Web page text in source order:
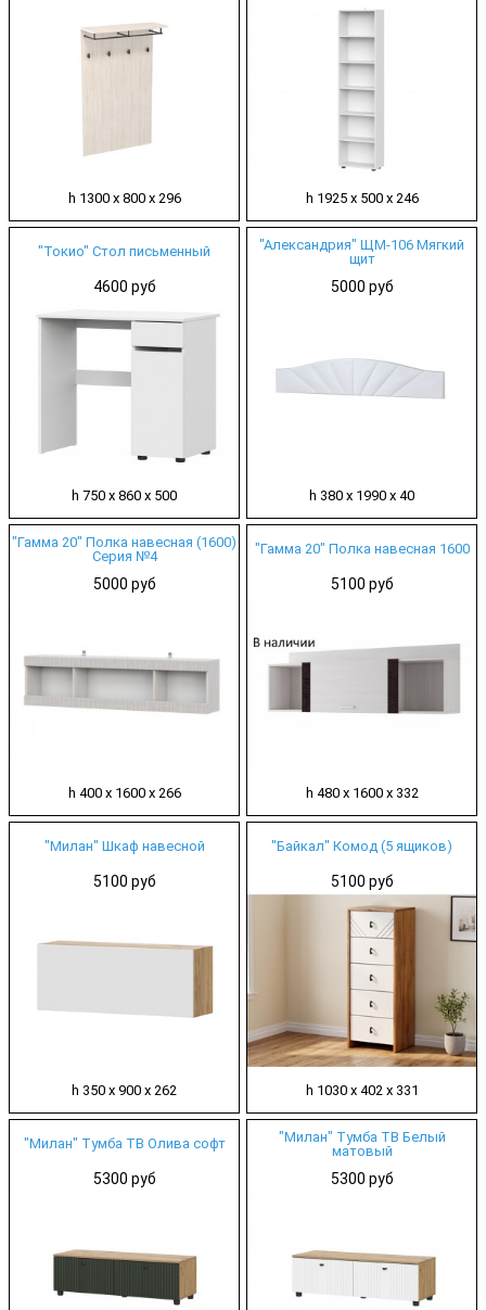
h 1300 х 800 х 296 h 1925 х 500 х 246
"Токио" Стол письменный
4600 руб
h 750 х 860 х 500
"Александрия" ЩМ-106 Мягкий
щит
5000 руб
h 380 х 1990 х 40
"Гамма 20" Полка навесная (1600)
Серия №4
5000 руб
h 400 х 1600 х 266
"Гамма 20" Полка навесная 1600
5100 руб
h 480 х 1600 х 332
"Милан" Шкаф навесной
5100 руб
h 350 х 900 х 262
"Байкал" Комод (5 ящиков)
5100 руб
h 1030 х 402 х 331
"Милан" Тумба ТВ Олива софт
5300 руб
"Милан" Тумба ТВ Белый
матовый
5300 руб